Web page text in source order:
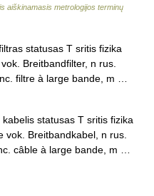
aiškinamasis metrologijos terminų
statusas T sritis fizika
Breitbandfilter, n rus.
filtre à large bande, m …
statusas T sritis fizika
vok. Breitbandkabel, n rus.
câble à large bande, m …